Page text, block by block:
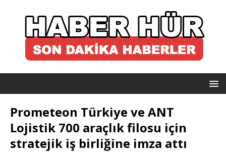
Prometeon Türkiye ve ANT
Lojistik 700 araçlık filosu için
stratejik iş birliğine imza attı